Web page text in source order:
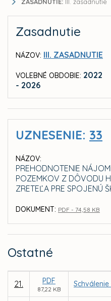
ZASADNUTIE: III. zasadnutie
Zasadnutie
NÁZOV: III. ZASADNUTIE
VOLEBNÉ OBDOBIE: 2022
- 2026
UZNESENIE: 33
NÁZOV:
PREHODNOTENIE
POZEMKOV Z DÔVODU
ZRETEĽA PRE SPOJENÚ
DOKUMENT: PDF - 74,58 KB
Ostatné
21. PDF
87,22 KB